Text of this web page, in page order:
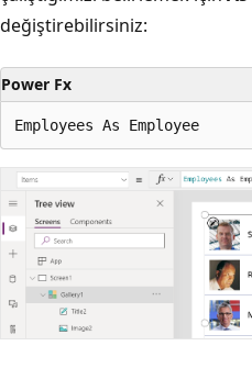
değiştirebilirsiniz:
Power Fx